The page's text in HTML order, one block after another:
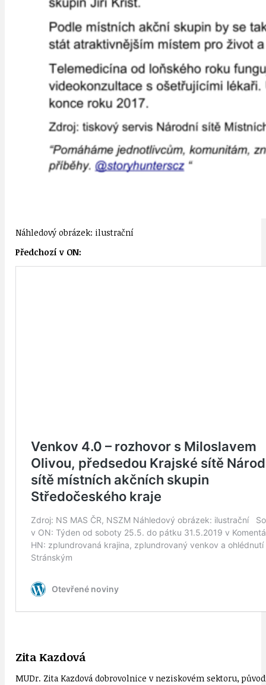
Náhledový obrázek: ilustrační
Předchozí v ON:
Zita Kazdová
MUDr. Zita Kazdová dobrovolnice v neziskovém sektoru,